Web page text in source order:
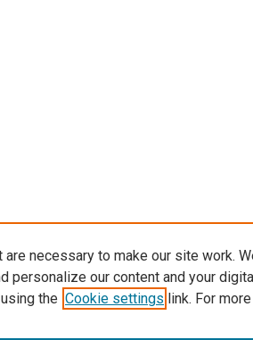
are necessary to make our site work.
personalize our content and your
the Cookie settings link. For